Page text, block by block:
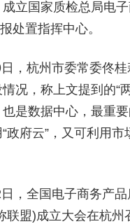
立国家质检总局电
处置指挥中心。
，杭州市委常委佟
况，称上文提到的“
是数据中心，最重
政府云”，又可利用市
，全国电子商务产
联盟)成立大会在杭州